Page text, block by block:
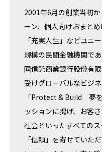
2001年6月の創業当初
ーン、個人向けおまと
「充実人生」などユニ
規模の民間金融機関で
國信託商業銀行股份有
受けグローバルなビジ
「Protect & Build 夢
ッションに掲げ、お客
社会といったすべての
「信頼」を寄せていた